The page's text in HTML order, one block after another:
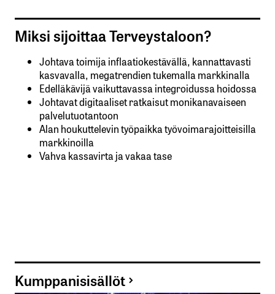
Miksi sijoittaa Terveystaloon?
Johtava toimija inflaatiokestävällä, kannattavasti
kasvavalla, megatrendien tukemalla markkinalla
Edelläkävijä vaikuttavassa integroidussa hoidossa
Johtavat digitaaliset ratkaisut monikanavaiseen
palvelutuotantoon
Alan houkuttelevin työpaikka työvoimarajoitteisilla
markkinoilla
Vahva kassavirta ja vakaa tase
Kumppanisisällöt